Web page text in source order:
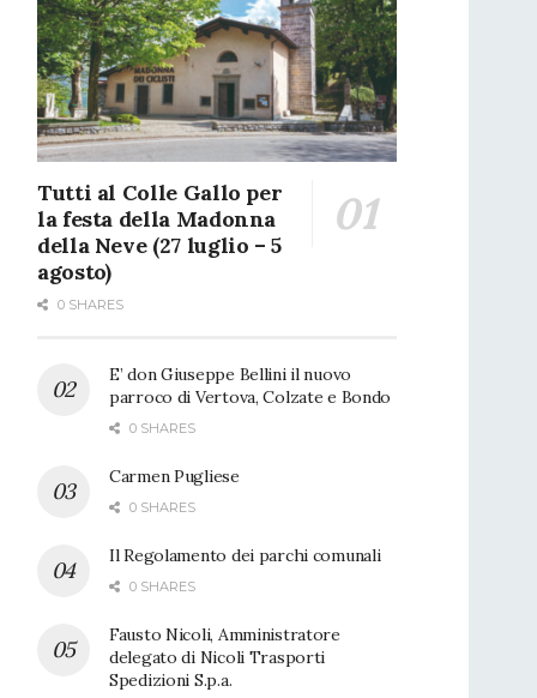
Tutti al Colle Gallo per
la festa della Madonna
della Neve (27 luglio – 5
agosto)
0 SHARES
E’ don Giuseppe Bellini il nuovo
parroco di Vertova, Colzate e Bondo
0 SHARES
Carmen Pugliese
0 SHARES
Il Regolamento dei parchi comunali
0 SHARES
Fausto Nicoli, Amministratore
delegato di Nicoli Trasporti
Spedizioni S.p.a.